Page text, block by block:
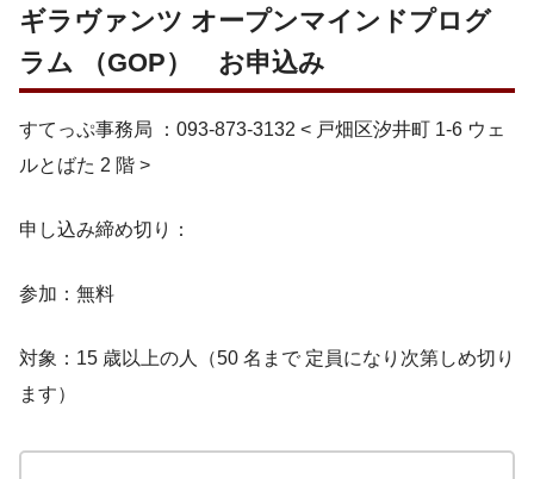
ギラヴァンツ オープンマインドプログ
ラム （GOP） お申込み
すてっぷ事務局 ：093-873-3132 < 戸畑区汐井町 1-6 ウェ
ルとばた 2 階 >
申し込み締め切り：
参加：無料
対象：15 歳以上の人（50 名まで 定員になり次第しめ切り
ます）